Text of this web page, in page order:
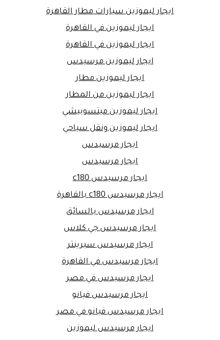
ايجار ليموزين سيارات مطار القاهرة
ايجار ليموزين في القاهرة
ايجار ليموزين في القاهرة
ايجار ليموزين مرسيدس
ايجار ليموزين مطار
ايجار ليموزين من المطار
ايجار ليموزين ميتسوبيشي
ايجار ليموزين ونقل سياحي
ايجار مرسيدس
ايجار مرسيدس
ايجار مرسيدس c180
ايجار مرسيدس c180 بالقاهرة
ايجار مرسيدس بالسائق
ايجار مرسيدس جي كلاس
ايجار مرسيدس سبرينتر
ايجار مرسيدس في القاهرة
ايجار مرسيدس في مصر
ايجار مرسيدس فيانو
ايجار مرسيدس فيانو في مصر
ايجار مرسيدس ليموزين